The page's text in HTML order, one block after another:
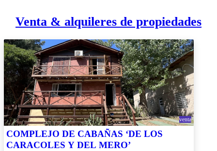
Venta & alquileres de propiedades
venta
COMPLEJO DE CABAÑAS ‘DE LOS
CARACOLES Y DEL MERO’